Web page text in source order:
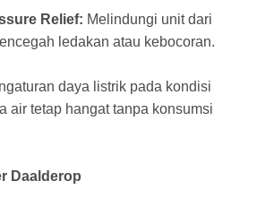
Relief: Melindungi unit dari
ledakan atau kebocoran.
daya listrik pada kondisi
air tetap hangat tanpa konsumsi
Daalderop